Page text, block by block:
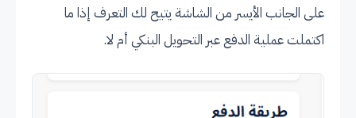
على الجانب الأيسر من الشاشة يتيح لك التعرف إذا ما
اكتملت عملية الدفع عبر التحويل البنكي أم لا.